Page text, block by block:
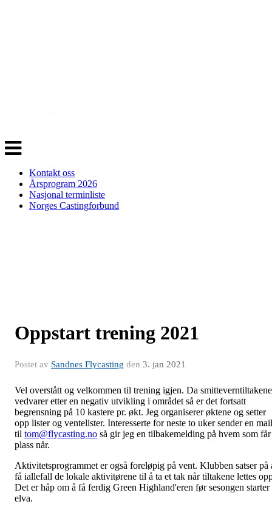
Veksle
navigasjon
Kontakt oss
Årsprogram 2026
Nasjonal terminliste
Norges Castingforbund
Oppstart trening 2021
Postet av Sandnes Flycasting den 3. jan 2021
Vel overstått og velkommen til trening igjen. Da smitteverntiltakene
vedvarer etter en negativ utvikling i området så er det fortsatt
begrensning på 10 kastere pr. økt. Jeg organiserer øktene og setter
opp lister og ventelister. Interesserte for neste to uker sender en mail
til tom@flycasting.no så gir jeg en tilbakemelding på hvem som får
plass når.
Aktivitetsprogrammet er også foreløpig på vent. Klubben satser på
få iallefall de lokale aktivitørene til å ta et tak når tiltakene lettes
Det er håp om å få ferdig Green Highland'eren før sesongen starter
elva.